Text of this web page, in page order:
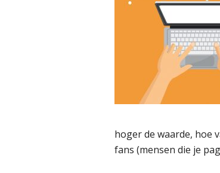
hoger de waarde, hoe
fans (mensen die je